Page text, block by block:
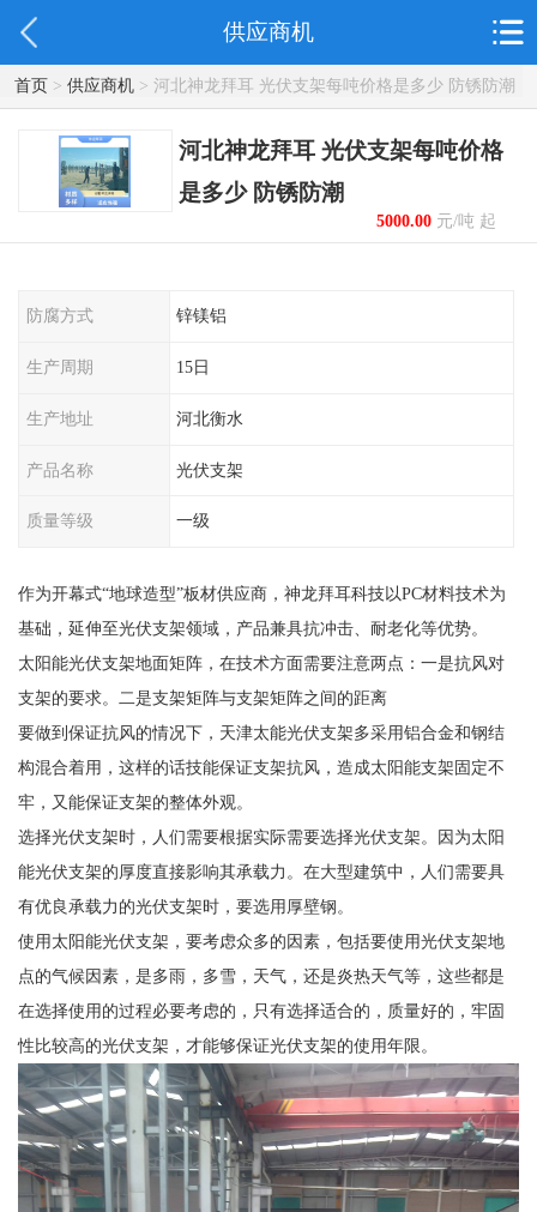
供应商机
首页> 供应商机> 河北神龙拜耳 光伏支架每吨价格是多少 防锈防潮
河北神龙拜耳 光伏支架每吨价格
是多少 防锈防潮
5000.00元/吨 起
防腐方式 锌镁铝
生产周期 15日
生产地址 河北衡水
产品名称 光伏支架
质量等级 一级
作为开幕式“地球造型”板材供应商，神龙拜耳科技以PC材料技术为
基础，延伸至光伏支架领域，产品兼具抗冲击、耐老化等优势。
太阳能光伏支架地面矩阵，在技术方面需要注意两点：一是抗风对
支架的要求。二是支架矩阵与支架矩阵之间的距离
要做到保证抗风的情况下，天津太能光伏支架多采用铝合金和钢结
构混合着用，这样的话技能保证支架抗风，造成太阳能支架固定不
牢，又能保证支架的整体外观。
选择光伏支架时，人们需要根据实际需要选择光伏支架。因为太阳
能光伏支架的厚度直接影响其承载力。在大型建筑中，人们需要具
有优良承载力的光伏支架时，要选用厚壁钢。
使用太阳能光伏支架，要考虑众多的因素，包括要使用光伏支架地
点的气候因素，是多雨，多雪，天气，还是炎热天气等，这些都是
在选择使用的过程必要考虑的，只有选择适合的，质量好的，牢固
性比较高的光伏支架，才能够保证光伏支架的使用年限。